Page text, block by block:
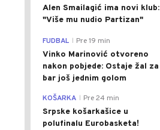
Alen Smailagić ima novi klub:
"Više mu nudio Partizan"
FUDBAL Pre 19 min
Vinko Marinović otvoreno
nakon pobjede: Ostaje žal za
bar još jednim golom
KOŠARKA Pre 24 min
Srpske košarkašice u
polufinalu Eurobasketa!